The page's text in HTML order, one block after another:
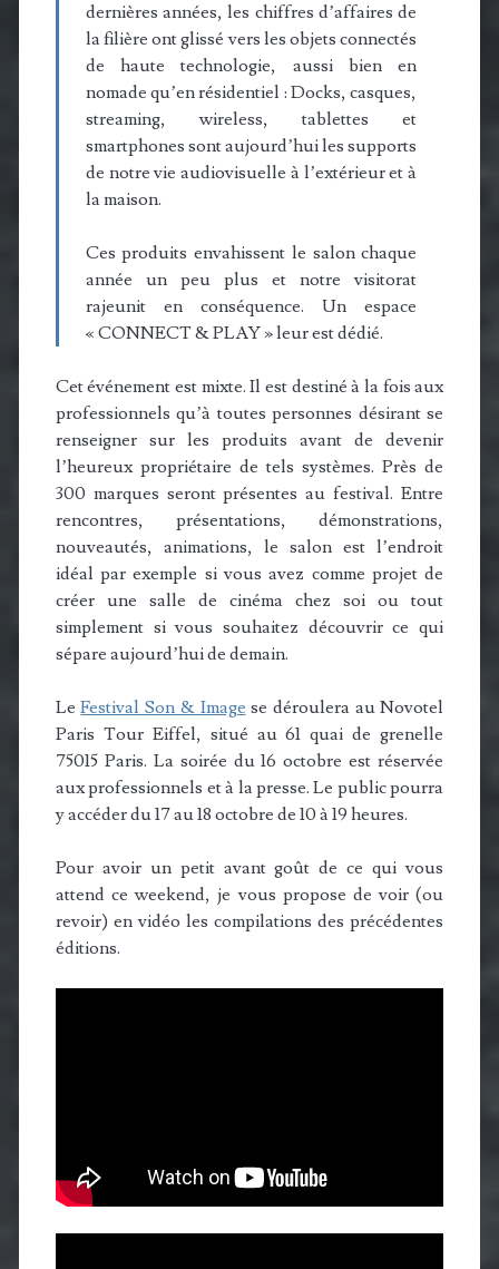
dernières années, les chiffres d’affaires de
la filière ont glissé vers les objets connectés
de haute technologie, aussi bien en
nomade qu’en résidentiel : Docks, casques,
streaming, wireless, tablettes et
smartphones sont aujourd’hui les supports
de notre vie audiovisuelle à l’extérieur et à
la maison.
Ces produits envahissent le salon chaque
année un peu plus et notre visitorat
rajeunit en conséquence. Un espace
« CONNECT & PLAY » leur est dédié.
Cet événement est mixte. Il est destiné à la fois aux
professionnels qu’à toutes personnes désirant se
renseigner sur les produits avant de devenir
l’heureux propriétaire de tels systèmes. Près de
300 marques seront présentes au festival. Entre
rencontres, présentations, démonstrations,
nouveautés, animations, le salon est l’endroit
idéal par exemple si vous avez comme projet de
créer une salle de cinéma chez soi ou tout
simplement si vous souhaitez découvrir ce qui
sépare aujourd’hui de demain.
LeFestival Son & Image se déroulera au Novotel
Paris Tour Eiffel, situé au 61 quai de grenelle
75015 Paris. La soirée du 16 octobre est réservée
aux professionnels et à la presse. Le public pourra
y accéder du 17 au 18 octobre de 10 à 19 heures.
Pour avoir un petit avant goût de ce qui vous
attend ce weekend, je vous propose de voir (ou
revoir) en vidéo les compilations des précédentes
éditions.